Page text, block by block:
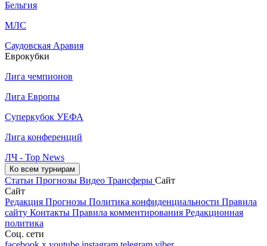
Бельгия
МЛС
Саудовская Аравия
Еврокубки
Лига чемпионов
Лига Европы
Суперкубок УЕФА
Лига конференций
ЛЧ - Top News
Ко всем турнирам
Статьи Прогнозы Видео Трансферы Сайт
Сайт
Редакция Прогнозы Политика конфиденциальности Правила
сайту Контакты Правила комментирования Редакционная
политика
Соц. сети